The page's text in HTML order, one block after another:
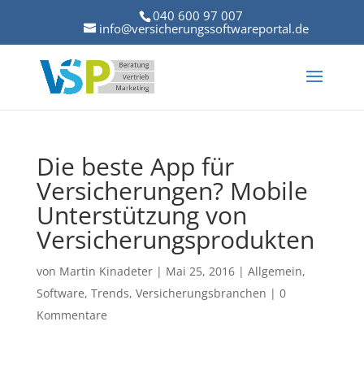
040 600 97 007
info@versicherungssoftwareportal.de
Die beste App für
Versicherungen? Mobile
Unterstützung von
Versicherungsprodukten
von Martin Kinadeter| Mai 25, 2016| Allgemein,
Software, Trends, Versicherungsbranchen | 0
Kommentare